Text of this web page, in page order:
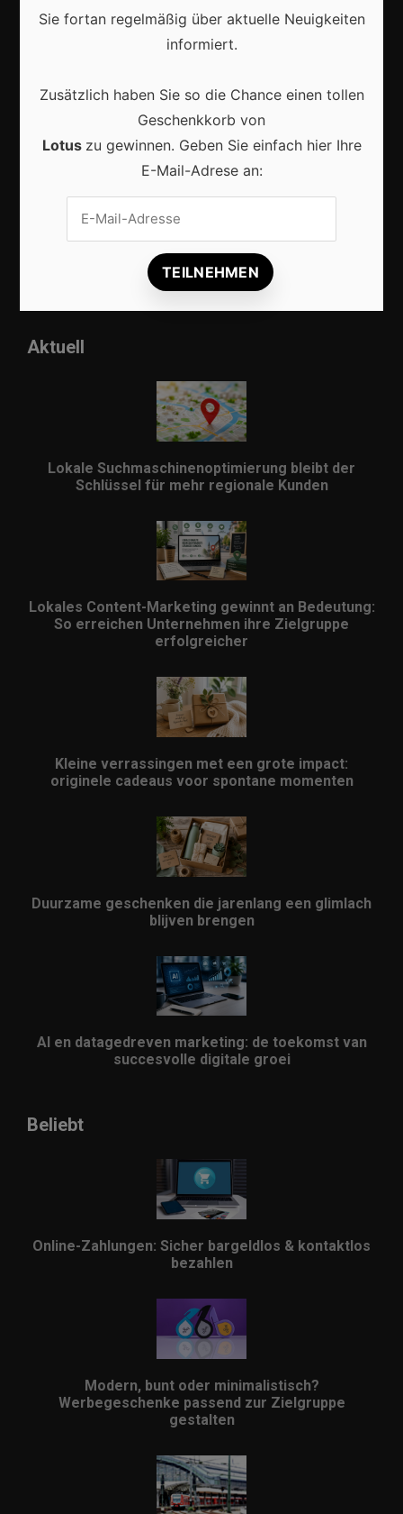
Zukunft
Interviews
Webshops
Aktuell
Lokale Suchmaschinenoptimierung bleibt der
Schlüssel für mehr regionale Kunden
Lokales Content-Marketing gewinnt an Bedeutung:
So erreichen Unternehmen ihre Zielgruppe
erfolgreicher
Kleine verrassingen met een grote impact:
originele cadeaus voor spontane momenten
Duurzame geschenken die jarenlang een glimlach
blijven brengen
AI en datagedreven marketing: de toekomst van
succesvolle digitale groei
Beliebt
Online-Zahlungen: Sicher bargeldlos & kontaktlos
bezahlen
Modern, bunt oder minimalistisch?
Werbegeschenke passend zur Zielgruppe
gestalten
Sie fortan regelmäßig über aktuelle Neuigkeiten
informiert.
Zusätzlich haben Sie so die Chance einen tollen
Geschenkkorb von
Lotus zu gewinnen. Geben Sie einfach hier Ihre
E-Mail-Adrese an: